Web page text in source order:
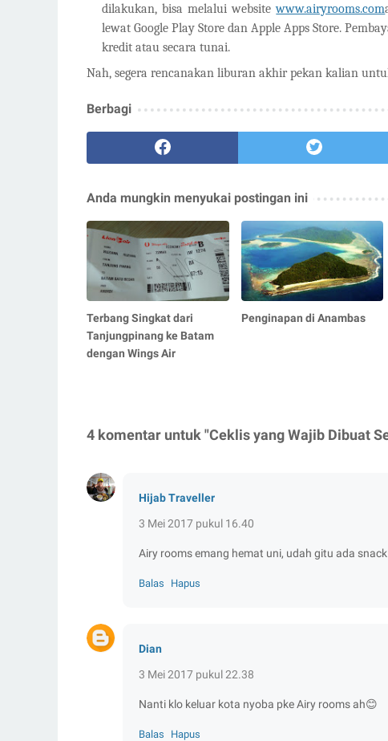
dilakukan, bisamelalui websitewww.airyrooms.com
lewat Google Play Store dan Apple Apps Store.
kredit atau secara tunai.
Nah, segera rencanakan liburan akhir pekan kalian
Berbagi
Anda mungkin menyukai postingan ini
Terbang Singkat dari
Tanjungpinang ke Batam
dengan Wings Air
Penginapan di Anambas
4 komentar untuk "Ceklis yang Wajib Dibuat
Hijab Traveller
3 Mei 2017 pukul 16.40
Airy rooms emang hemat uni, udah gitu ada
Balas Hapus
Dian
3 Mei 2017 pukul 22.38
Nanti klo keluar kota nyoba pke Airy rooms ah😊
Balas Hapus